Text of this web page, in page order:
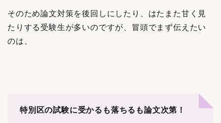
そのため論文対策を後回しにしたり、はたまた甘く見
たりする受験生が多いのですが、冒頭でまず伝えたい
のは、
特別区の試験に受かるも落ちるも論文次第！